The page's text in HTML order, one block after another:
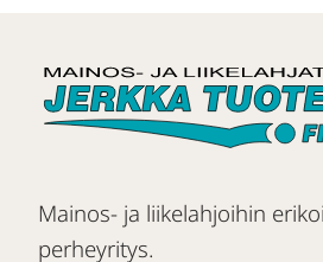
Mainos- ja liikelahjoihin
perheyritys.